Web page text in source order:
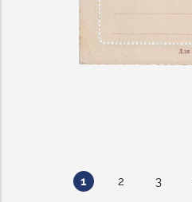
Текущая
1 Page
2 Page
3